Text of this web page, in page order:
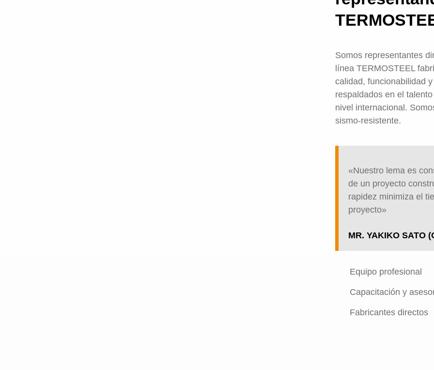
Somos representantes
línea TERMOSTEEL
calidad, funcionabilidad
respaldados en el
nivel internacional.
sismo-resistente.
«Nuestro lema es
de un proyecto
rapidez minimiza el
proyecto»
MR. YAKIKO SATO
Equipo profesional
Capacitación y
Fabricantes directos